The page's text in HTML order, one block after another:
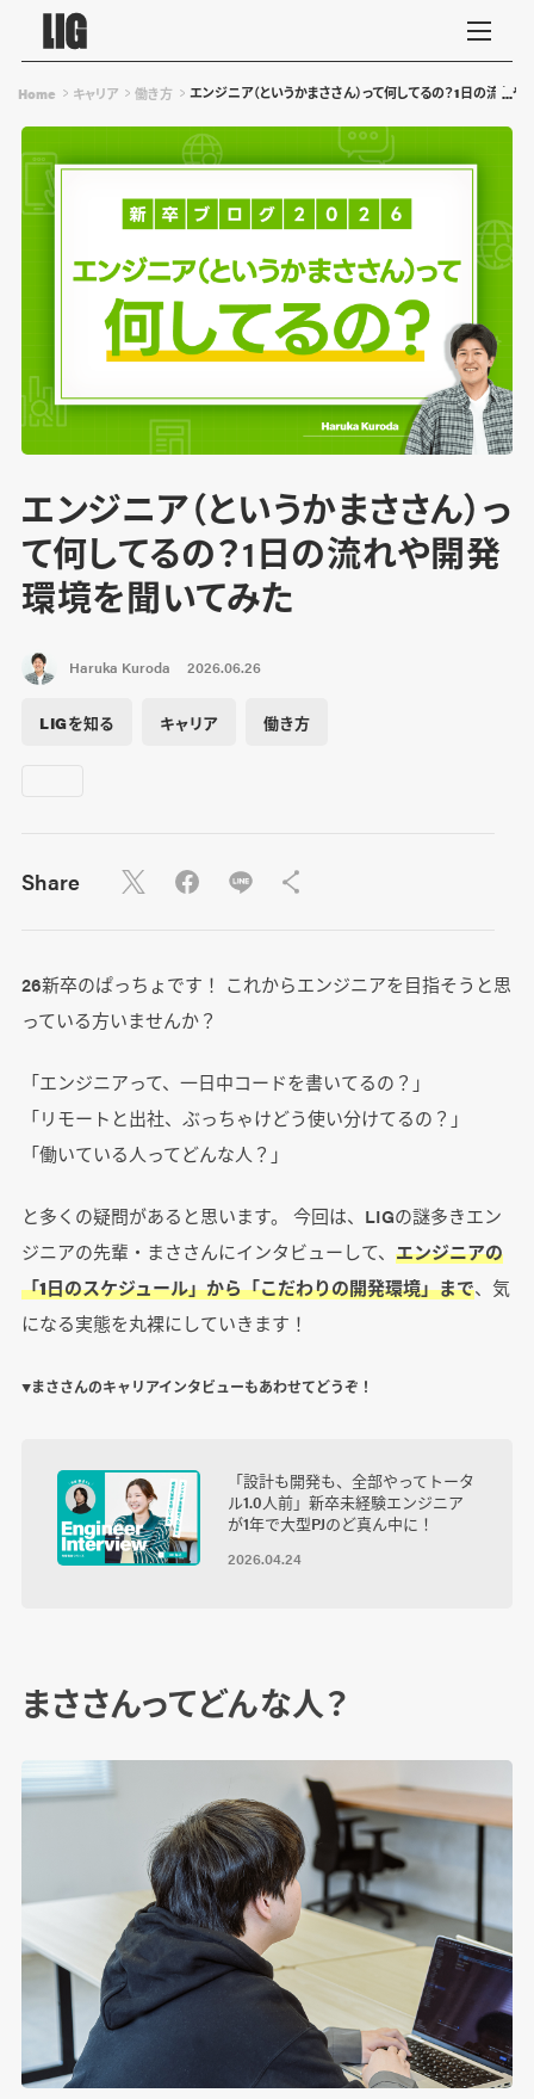
Home キャリア 働き方 エンジニア（というかまささん）って何してるの？1日の流れ
エンジニア（というかまささん）っ
て何してるの？1日の流れや開発
環境を聞いてみた
Haruka Kuroda 2026.06.26
LIGを知る キャリア 働き方
Share
26新卒のぱっちょです！ これからエンジニアを目指そうと思
っている方いませんか？
「エンジニアって、一日中コードを書いてるの？」
「リモートと出社、ぶっちゃけどう使い分けてるの？」
「働いている人ってどんな人？」
と多くの疑問があると思います。 今回は、LIGの謎多きエン
ジニアの先輩・まささんにインタビューして、 エンジニアの
「1日のスケジュール」から「こだわりの開発環境」まで、気
になる実態を丸裸にしていきます！
▼まささんのキャリアインタビューもあわせてどうぞ！
「設計も開発も、全部やってトータ
ル1.0人前」新卒未経験エンジニア
が1年で大型PJのど真ん中に！
2026.04.24
まささんってどんな人？